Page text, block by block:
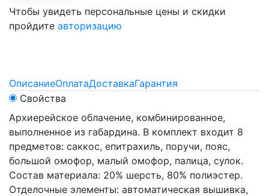
Чтобы увидеть персональные цены и скидки
пройдите авторизацию
ОписаниеОплатаДоставкаГарантия
Свойства
Архиерейское облачение, комбинированное,
выполненное из габардина. В комплект входит 8
предметов: саккос, епитрахиль, поручи, пояс,
большой омофор, малый омофор, палица, сулок.
Состав материала: 20% шерсть, 80% полиэстер.
Отделочные элементы: автоматическая вышивка,